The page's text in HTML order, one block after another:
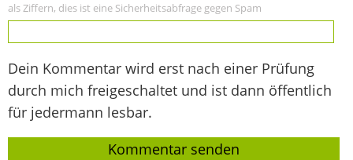
als Ziffern, dies ist eine Sicherheitsabfrage gegen Spam
Dein Kommentar wird erst nach einer Prüfung
durch mich freigeschaltet und ist dann öffentlich
für jedermann lesbar.